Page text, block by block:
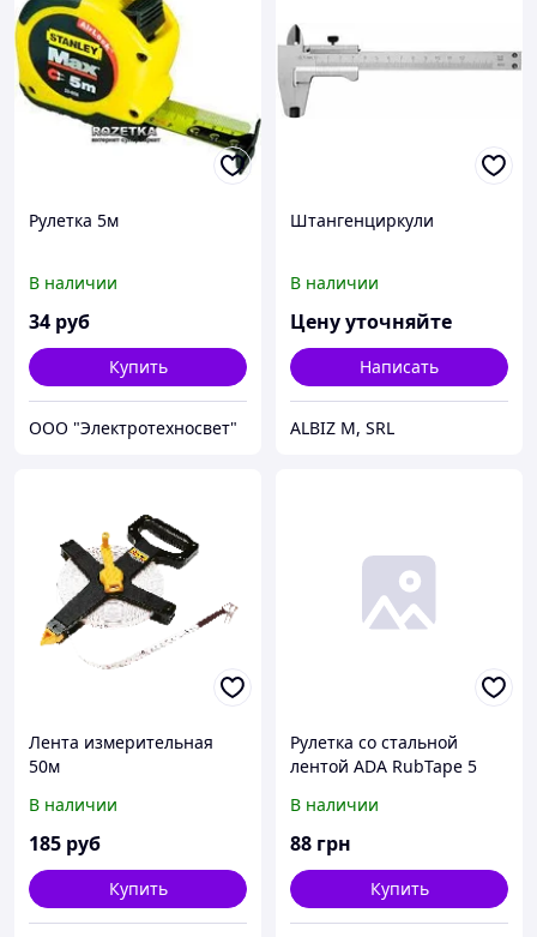
Рулетка 5м
В наличии
34 руб
Купить
ООО "Электротехносвет"
Штангенциркули
В наличии
Цену уточняйте
Написать
ALBIZ M, SRL
Лента измерительная
50м
В наличии
185 руб
Купить
Рулетка со стальной
лентой ADA RubTape 5
В наличии
88 грн
Купить